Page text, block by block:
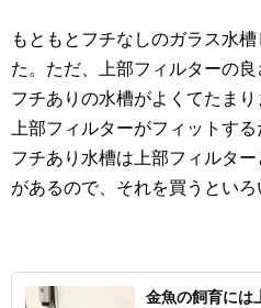
もともとフチなしのガラス水
た。ただ、上部フィルターの
フチありの水槽がよくてたま
上部フィルターがフィットす
フチあり水槽は上部フィルタ
があるので、それを買うといろ
金魚の飼育には